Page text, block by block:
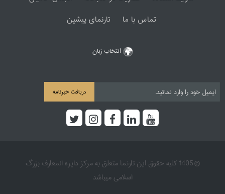
تماس با ما
تارنمای پیشین
انتخاب زبان
دریافت خبرنامه
© 1405 کلیه حقوق این تارنما متعلق به مرکز دایره المعارف بزرگ
اسلامی میباشد